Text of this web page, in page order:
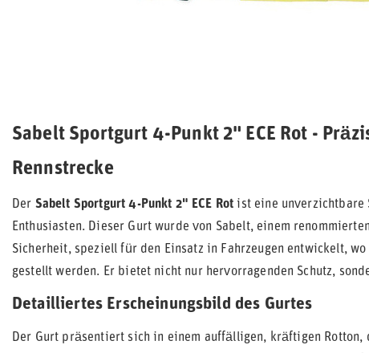
Sabelt Sportgurt 4-Punkt 2" ECE Rot -
Rennstrecke
Der Sabelt Sportgurt 4-Punkt 2" ECE Rot ist eine unverzichtbare
Enthusiasten. Dieser Gurt wurde von Sabelt, einem
Sicherheit, speziell für den Einsatz in Fahrzeugen entwickelt,
gestellt werden. Er bietet nicht nur hervorragenden Schutz,
Detailliertes Erscheinungsbild des Gurtes
Der Gurt präsentiert sich in einem auffälligen, kräftigen Rotton,